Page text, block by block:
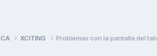
XCITING Problemas con la pantalla del